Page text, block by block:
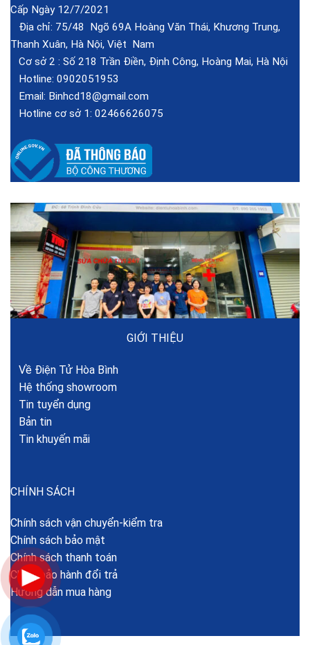
Cấp Ngày 12/7/2021
Địa chỉ: 75/48 Ngõ 69A Hoàng Văn Thái, Khương Trung,
Thanh Xuân, Hà Nội, Việt Nam
Cơ sở 2 : Số 218 Trần Điền, Định Công, Hoàng Mai, Hà Nội
Hotline: 0902051953
Email: Binhcd18@gmail.com
Hotline cơ sở 1: 02466626075
GIỚI THIỆU
Về Điện Tử Hòa Bình
Hệ thống showroom
Tin tuyển dụng
Bản tin
Tin khuyến mãi
CHÍNH SÁCH
Chính sách vận chuyển-kiểm tra
Chính sách bảo mật
Chính sách thanh toán
Chính bảo hành đổi trả
Hướng dẫn mua hàng